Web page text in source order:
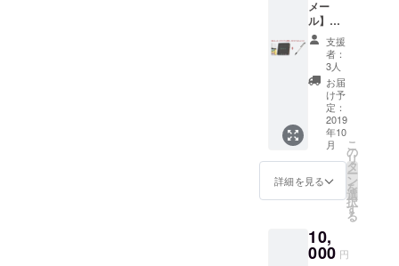
メー
ル】
【オリ
ジナル
付箋】
【オリ
ジナル
ボール
ペン】
支援
者：
3人
お届
け予
定：
2019
年10
月
詳細を見る
こ
の
リ
タ
ー
ン
を
選
択
す
る
10,
000 円